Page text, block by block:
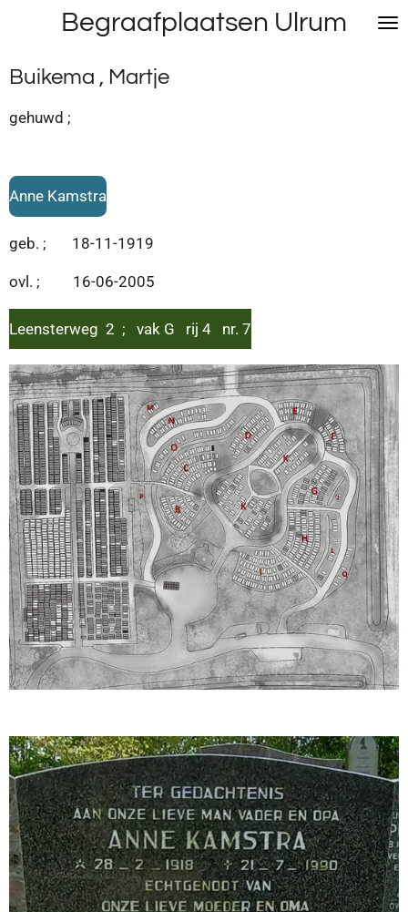
naar
de
hoofdinhoud
Begraafplaatsen Ulrum
Buikema , Martje
gehuwd ;
Anne Kamstra
geb. ; 18-11-1919
ovl. ; 16-06-2005
Leensterweg 2 ; vak G rij 4 nr. 7